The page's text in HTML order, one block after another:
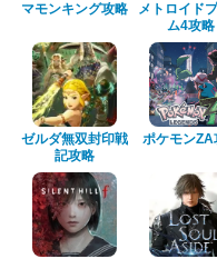
マモンキング攻略
メトロイド
ム4攻略
ゼルダ無双封印戦
記攻略
ポケモンZA